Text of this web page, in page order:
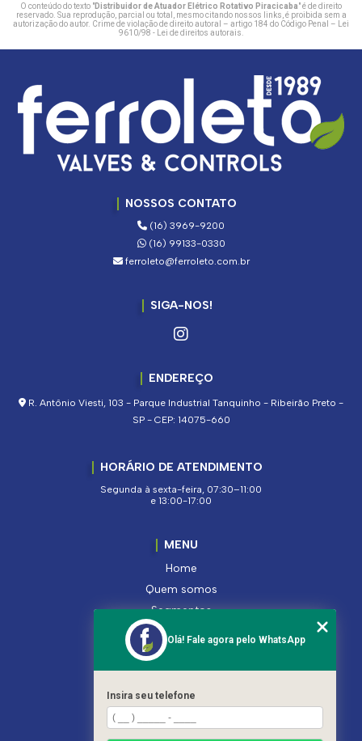
O conteúdo do texto "Distribuidor de Atuador Elétrico Rotativo Piracicaba" é de direito
reservado. Sua reprodução, parcial ou total, mesmo citando nossos links, é proibida sem a
autorização do autor. Crime de violação de direito autoral – artigo 184 do Código Penal – Lei
9610/98 - Lei de direitos autorais.
NOSSOS CONTATO
(16) 3969-9200
(16) 99133-0330
ferroleto@ferroleto.com.br
SIGA-NOS!
ENDEREÇO
R. Antônio Viesti, 103 - Parque Industrial Tanquinho - Ribeirão Preto -
SP - CEP: 14075-660
HORÁRIO DE ATENDIMENTO
Segunda à sexta-feira, 07:30–11:00
e 13:00-17:00
MENU
Home
Quem somos
Segmentos
Serviços
Produtos
Contato
Categorias
Mapa do site
Olá! Fale agora pelo WhatsApp
Insira seu telefone